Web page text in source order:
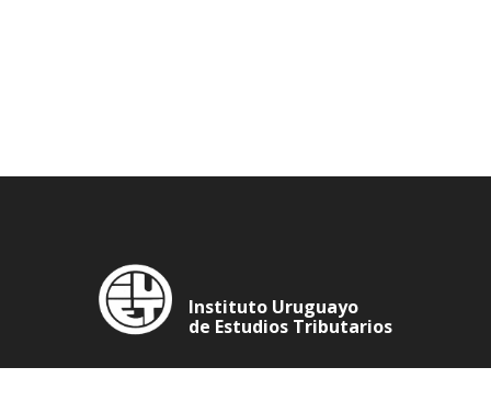
Instituto Uruguayo
de Estudios Tributarios